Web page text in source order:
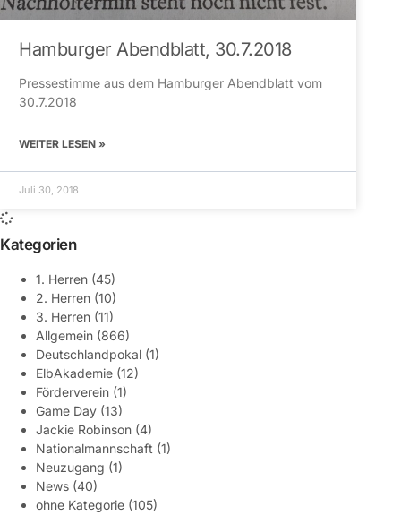
Hamburger Abendblatt, 30.7.2018
Pressestimme aus dem Hamburger Abendblatt vom
30.7.2018
WEITER LESEN »
Juli 30, 2018
Kategorien
1. Herren (45)
2. Herren (10)
3. Herren (11)
Allgemein (866)
Deutschlandpokal (1)
ElbAkademie (12)
Förderverein (1)
Game Day (13)
Jackie Robinson (4)
Nationalmannschaft (1)
Neuzugang (1)
News (40)
ohne Kategorie (105)